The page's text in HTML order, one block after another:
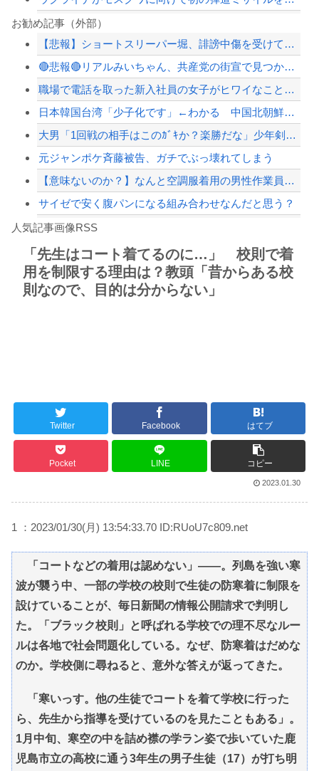
元いいとも青年隊、中居正広の”素顔”を暴露
さんま「どこでもドア？あれ不便やで」
【赤っ恥】「航空機事故で『搭乗者に日本人は居ない』という発表は嫌い。人間として同...
【配信者】「金バエ」のSNS更新が1週間途絶え、様々な憶測が飛び交う。1週間ぶり...
【緊急速報】NYで警官が黒人男性の首を絞め、暴動第二波不可避へ
Powered by livedoor 相互RSS
お勧め記事（外部）
【悲報】ショートスリーパー堀、誹謗中傷を受けて突然泣き出すｗｗｗｗｗｗｗｗ
🔴悲報🔴リアルみいちゃん、共産党の街宣で見つかる（※画像あり）
職場で電話を取った新入社員の女子がヒワイなことを言われてショックを受けたことがあ...
日本韓国台湾「少子化です」←わかる 中国北朝鮮「少子化です」←強権国家でも止めら...
大男「1回戦の相手はこのｶﾞｷか？楽勝だな」少年剣士「…ふんっ、あまり調子に乗ら...
元ジャンポケ斉藤被告、ガチでぶっ壊れてしまう
【意味ないのか？】なんと空調服着用の男性作業員が熱中症で死亡‥‥スポドリとゼリー...
サイゼで安く腹パンになる組み合わせなんだと思う？
【珍事】サッカーの試合が原因で交通事故が起きてしまう。
8/4のニュース
Powered by livedoor 相互RSS
人気記事画像RSS
「先生はコート着てるのに…」 校則で着
用を制限する理由は？教頭「昔からある校
則なので、目的は分からない」
Twitter Facebook はてブ
Pocket LINE コピー
2023.01.30
1 ：2023/01/30(月) 13:54:33.70 ID:RUoU7c809.net
「コートなどの着用は認めない」――。列島を強い寒
波が襲う中、一部の学校の校則で生徒の防寒着に制限を
設けていることが、毎日新聞の情報公開請求で判明し
た。「ブラック校則」と呼ばれる学校での理不尽なルー
ルは各地で社会問題化している。なぜ、防寒着はだめな
のか。学校側に尋ねると、意外な答えが返ってきた。
「寒いっす。他の生徒でコートを着て学校に行った
ら、先生から指導を受けているのを見たこともある」。
1月中旬、寒空の中を詰め襟の学ラン姿で歩いていた鹿
児島市立の高校に通う3年生の男子生徒（17）が打ち明